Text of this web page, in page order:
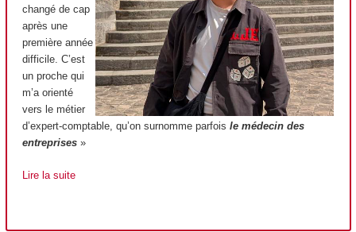
changé de cap
après une
première année
difficile. C’est
un proche qui
m’a orienté
vers le métier
d’expert-comptable, qu’on surnomme parfois le médecin des
entreprises »
Lire la suite